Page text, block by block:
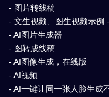
- 图片转线稿
- 文生视频、图生视频示例
- AI图片生成器
- 图转成线稿
- AI图像生成，在线版
- AI视频
- AI一键让同一张人脸生成